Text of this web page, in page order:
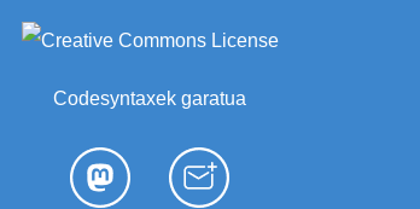
Codesyntaxek garatua